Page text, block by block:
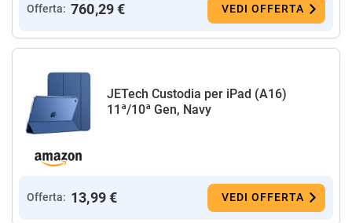
Offerta: 760,29 € VEDI OFFERTA
JETech Custodia per iPad (A16)
11ª/10ª Gen, Navy
Offerta: 13,99 € VEDI OFFERTA